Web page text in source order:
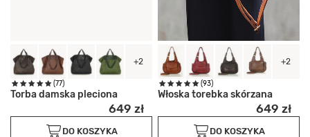
+2
(77)
Torba damska pleciona
649 zł
DO KOSZYKA
+2
(93)
Włoska torebka skórzana
649 zł
DO KOSZYKA